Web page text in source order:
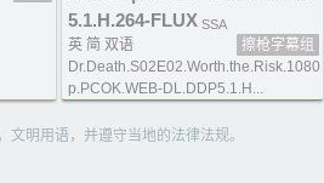
5.1.H.264-FLUX SSA
英 简 双语
擦枪字幕组
Dr.Death.S02E02.Worth.the.Risk.1080
p.PCOK.WEB-DL.DDP5.1.H...
明用语，并遵守当地的法律法规。